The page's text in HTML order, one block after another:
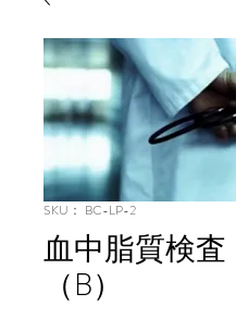
SKU： BC-LP-2
血中脂質検査
（B）